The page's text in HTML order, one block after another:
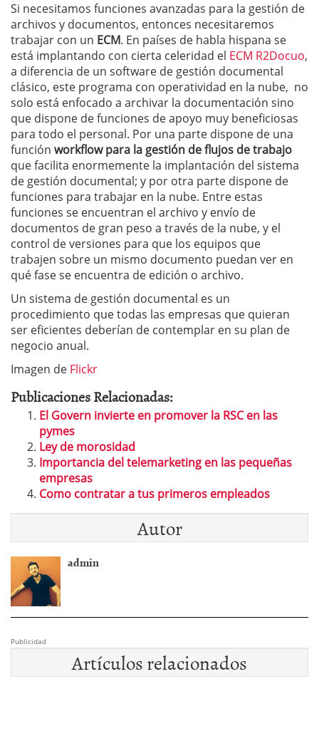
Si necesitamos funciones avanzadas para la gestión de
archivos y documentos, entonces necesitaremos
trabajar con un ECM. En países de habla hispana se
está implantando con cierta celeridad el ECM R2Docuo,
a diferencia de un software de gestión documental
clásico, este programa con operatividad en la nube, no
solo está enfocado a archivar la documentación sino
que dispone de funciones de apoyo muy beneficiosas
para todo el personal. Por una parte dispone de una
función workflow para la gestión de flujos de trabajo
que facilita enormemente la implantación del sistema
de gestión documental; y por otra parte dispone de
funciones para trabajar en la nube. Entre estas
funciones se encuentran el archivo y envío de
documentos de gran peso a través de la nube, y el
control de versiones para que los equipos que
trabajen sobre un mismo documento puedan ver en
qué fase se encuentra de edición o archivo.
Un sistema de gestión documental es un
procedimiento que todas las empresas que quieran
ser eficientes deberían de contemplar en su plan de
negocio anual.
Imagen de Flickr
Publicaciones Relacionadas:
El Govern invierte en promover la RSC en las
pymes
Ley de morosidad
Importancia del telemarketing en las pequeñas
empresas
Como contratar a tus primeros empleados
Autor
admin
Publicidad
Artículos relacionados